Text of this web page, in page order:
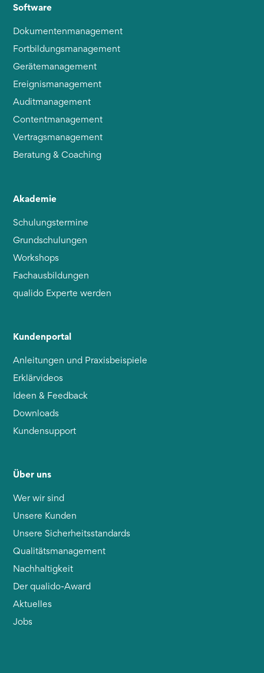
Software
Dokumentenmanagement
Fortbildungsmanagement
Gerätemanagement
Ereignismanagement
Auditmanagement
Contentmanagement
Vertragsmanagement
Beratung & Coaching
Akademie
Schulungstermine
Grundschulungen
Workshops
Fachausbildungen
qualido Experte werden
Kundenportal
Anleitungen und Praxisbeispiele
Erklärvideos
Ideen & Feedback
Downloads
Kundensupport
Über uns
Wer wir sind
Unsere Kunden
Unsere Sicherheitsstandards
Qualitätsmanagement
Nachhaltigkeit
Der qualido-Award
Aktuelles
Jobs